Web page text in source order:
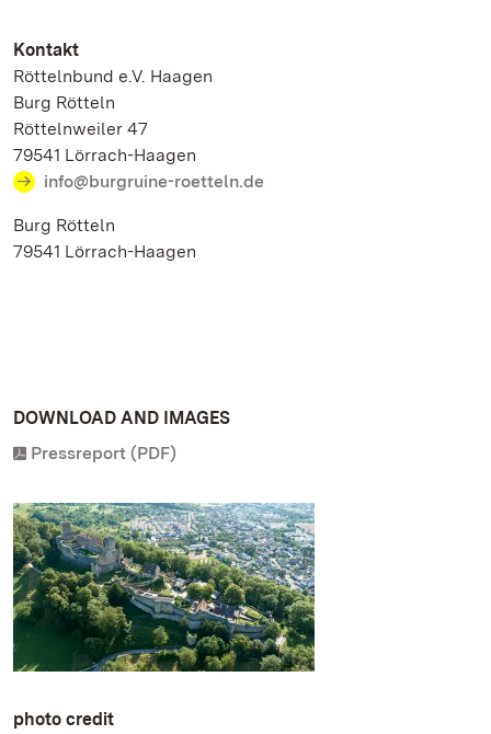
Kontakt
Röttelnbund e.V. Haagen
Burg Rötteln
Röttelnweiler 47
79541 Lörrach-Haagen
info@burgruine-roetteln.de
Burg Rötteln
79541 Lörrach-Haagen
DOWNLOAD AND IMAGES
Pressreport (PDF)
photo credit